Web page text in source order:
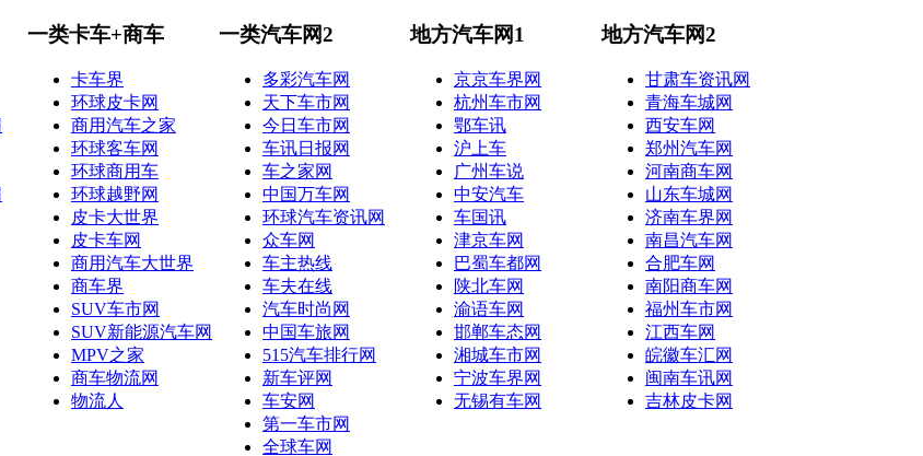
一类卡车+商车
卡车界
环球皮卡网
商用汽车之家
环球客车网
环球商用车
环球越野网
皮卡大世界
皮卡车网
商用汽车大世界
商车界
SUV车市网
SUV新能源汽车网
MPV之家
商车物流网
物流人
一类汽车网2
多彩汽车网
天下车市网
今日车市网
车讯日报网
车之家网
中国万车网
环球汽车资讯网
众车网
车主热线
车夫在线
汽车时尚网
中国车旅网
515汽车排行网
新车评网
车安网
第一车市网
全球车网
地方汽车网1
京京车界网
杭州车市网
鄂车讯
沪上车
广州车说
中安汽车
车国讯
津京车网
巴蜀车都网
陕北车网
渝语车网
邯郸车态网
湘城车市网
宁波车界网
无锡有车网
地方汽车网2
甘肃车资讯网
青海车城网
西安车网
郑州汽车网
河南商车网
山东车城网
济南车界网
南昌汽车网
合肥车网
南阳商车网
福州车市网
江西车网
皖徽车汇网
闽南车讯网
吉林皮卡网